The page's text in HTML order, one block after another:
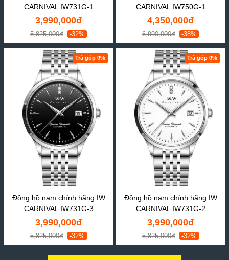
CARNIVAL IW731G-1
3,990,000đ
5,825,000đ -32%
CARNIVAL IW750G-1
4,350,000đ
6,990,000đ -38%
Trả góp 0%
Đồng hồ nam chính hãng IW
CARNIVAL IW731G-3
3,990,000đ
5,825,000đ -32%
Trả góp 0%
Đồng hồ nam chính hãng IW
CARNIVAL IW731G-2
3,990,000đ
5,825,000đ -32%